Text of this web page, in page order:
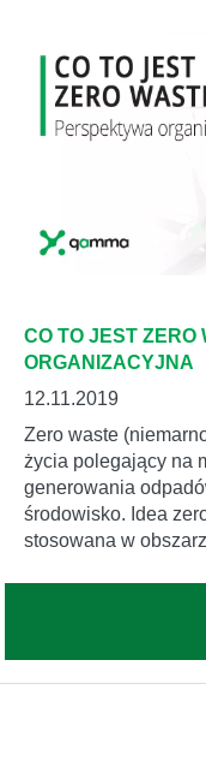
CO TO JEST ZERO
ORGANIZACYJNA
12.11.2019
Zero waste
życia polegający na
generowania
środowisko. Idea
stosowana w